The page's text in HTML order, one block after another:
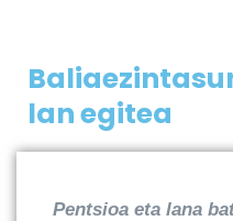
lan egitea
Pentsioa eta lana